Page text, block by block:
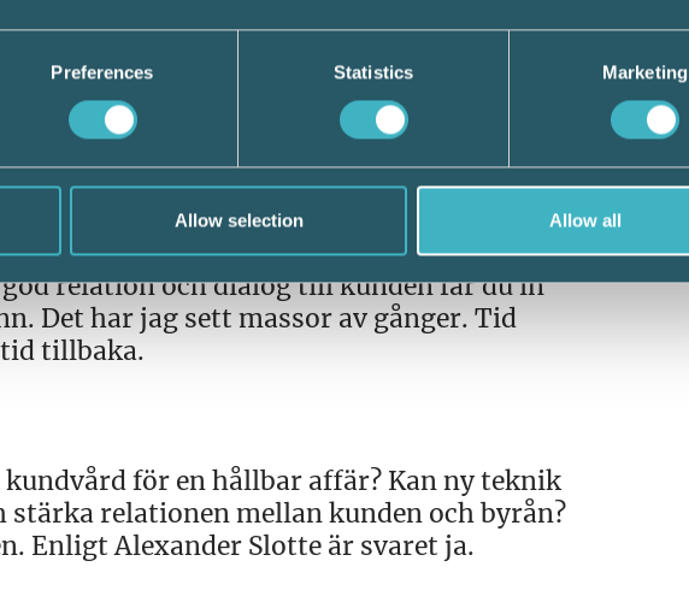
Preferences Statistics Marketing
Allow selection Allow all
kundvård? Inte minst på våren är
Slotte, kan proaktiv kundvård spara
få in material från din kund i tid för att
relation och dialog till kunden får du in
Det har jag sett massor av gånger. Tid
tillbaka.
för en hållbar affär? Kan ny teknik
relationen mellan kunden och byrån?
Enligt Alexander Slotte är svaret ja.